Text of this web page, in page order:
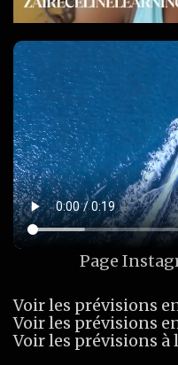
Page
Voir les prévisions
Voir les prévisions
Voir les prévisions à